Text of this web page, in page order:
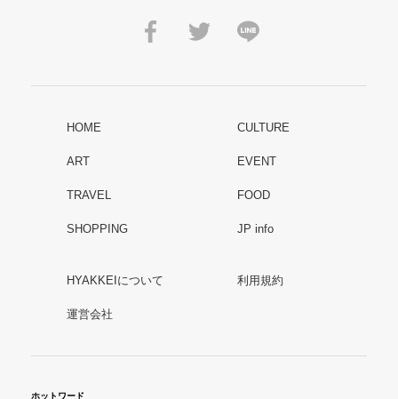
HOME CULTURE
ART EVENT
TRAVEL FOOD
SHOPPING JP info
HYAKKEIについて 利用規約
運営会社
ホットワード